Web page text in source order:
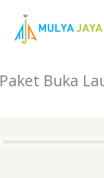
Paket Buka